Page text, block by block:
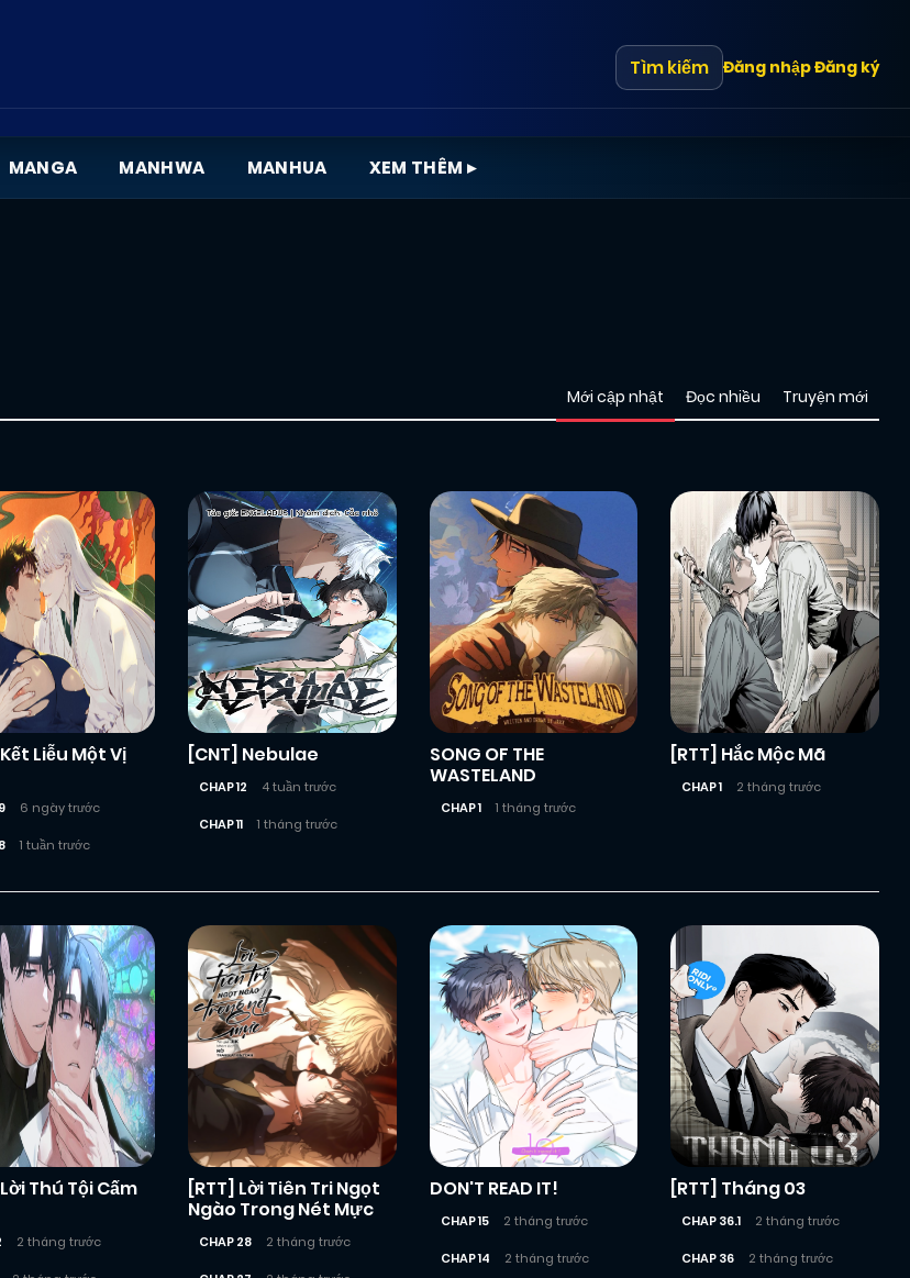
Tìm kiếm Đăng nhậpĐăng ký
MANGA MANHWA MANHUA XEM THÊM ▸
Mới cập nhật Đọc nhiều Truyện mới
Liễu Một Vị
6 ngày trước
1 tuần trước
[CNT] Nebulae
CHAP 12 4 tuần trước
CHAP 11 1 tháng trước
SONG OF THE
WASTELAND
CHAP 1 1 tháng trước
[RTT] Hắc Mộc Mã
CHAP 1 2 tháng trước
Thú Tội Cấm
2 tháng trước
[RTT] Lời Tiên Tri Ngọt
Ngào Trong Nét Mực
CHAP 28 2 tháng trước
DON'T READ IT!
CHAP 15 2 tháng trước
CHAP 14 2 tháng trước
[RTT] Tháng 03
CHAP 36.1 2 tháng trước
CHAP 36 2 tháng trước